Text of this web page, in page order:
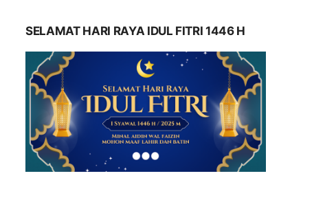
SELAMAT HARI RAYA IDUL FITRI 1446 H